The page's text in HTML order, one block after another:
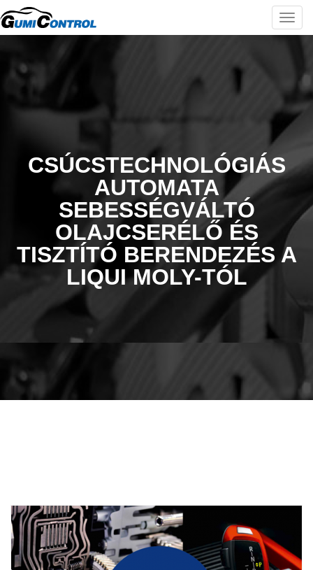
CSÚCSTECHNOLÓGIÁS
AUTOMATA
SEBESSÉGVÁLTÓ
OLAJCSERÉLŐ ÉS
TISZTÍTÓ BERENDEZÉS A
LIQUI MOLY-TÓL